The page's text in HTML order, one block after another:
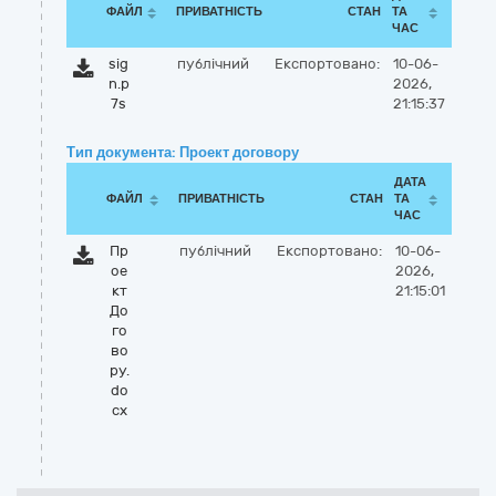
ФАЙЛ ПРИВАТНІСТЬ СТАН
ТА
ЧАС
sig
n.p
7s
публічний Експортовано:
10-06-
2026,
21:15:37
Тип документа: Проект договору
ФАЙЛ ПРИВАТНІСТЬ СТАН
ДАТА
ТА
ЧАС
Пр
ое
кт
До
го
во
ру.
do
cx
публічний Експортовано:
10-06-
2026,
21:15:01